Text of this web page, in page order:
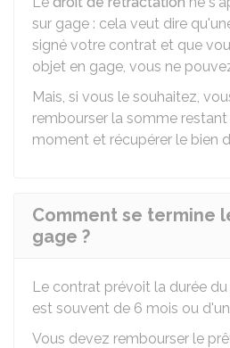
sur gage : cela veut dire
signé votre contrat et que
objet en gage, vous ne
Mais, si vous le souhaitez,
rembourser la somme
moment et récupérer le bien
Comment se termine
gage ?
Le contrat prévoit la durée
est souvent de 6 mois ou
Vous devez rembourser le